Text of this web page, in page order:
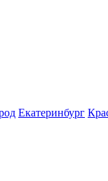
Екатеринбург